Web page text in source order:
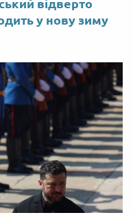
відверто
у нову зиму